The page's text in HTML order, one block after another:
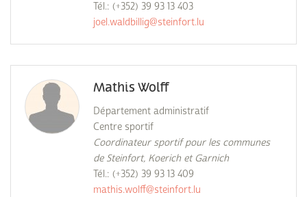
Tél.: (+352) 39 93 13 403
joel.waldbillig@steinfort.lu
Mathis Wolff
Département administratif
Centre sportif
Coordinateur sportif pour les communes
de Steinfort, Koerich et Garnich
Tél.: (+352) 39 93 13 409
mathis.wolff@steinfort.lu